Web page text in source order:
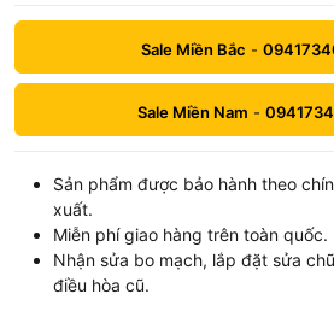
Sale Miền Bắc -
Sale Miền Nam -
Sản phẩm được bảo hành theo
xuất.
Miễn phí giao hàng trên toàn quốc.
Nhận sửa bo mạch, lắp đặt sửa
điều hòa cũ.